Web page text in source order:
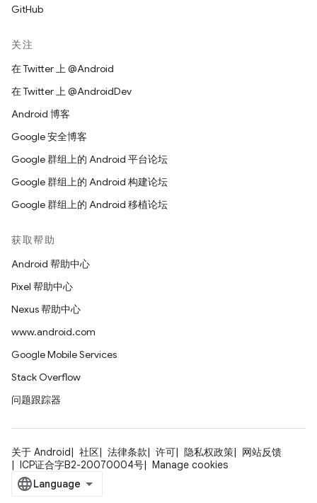
GitHub
关注
在 Twitter 上 @Android
在 Twitter 上 @AndroidDev
Android 博客
Google 安全博客
Google 群组上的 Android 平台论坛
Google 群组上的 Android 构建论坛
Google 群组上的 Android 移植论坛
获取帮助
Android 帮助中心
Pixel 帮助中心
Nexus 帮助中心
www.android.com
Google Mobile Services
Stack Overflow
问题跟踪器
关于 Android 社区 法律条款 许可 隐私权政策
网站反馈
ICP证合字B2-20070004号
Manage cookies